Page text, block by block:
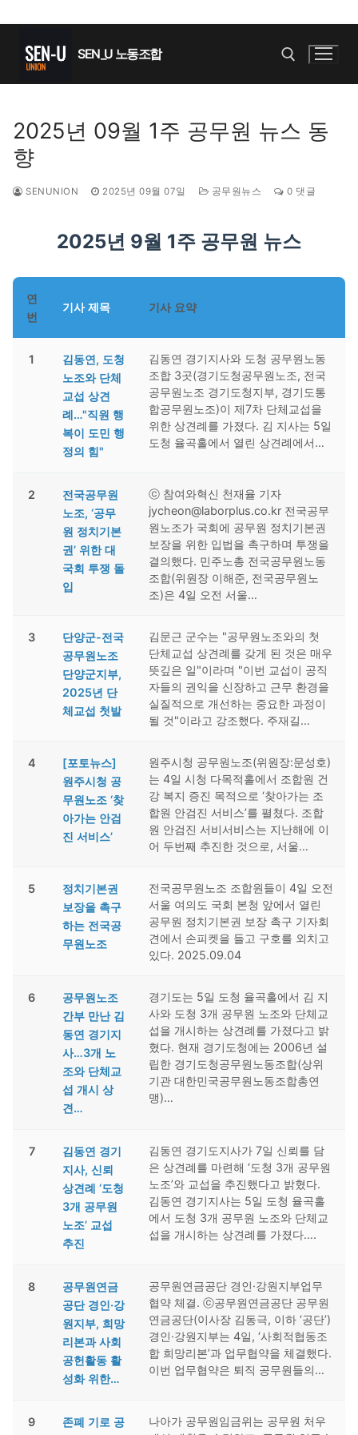
SEN_U 노동조합
2025년 09월 1주 공무원 뉴스 동
향
SENUNION 2025년 09월 07일 공무원뉴스 0 댓글
2025년 9월 1주 공무원 뉴스
연
번
기사 제목 기사 요약
1
김동연, 도청
노조와 단체
교섭 상견
례…"직원 행
복이 도민 행
정의 힘"
김동연 경기지사와 도청 공무원노동
조합 3곳(경기도청공무원노조, 전국
공무원노조 경기도청지부, 경기도통
합공무원노조)이 제7차 단체교섭을
위한 상견례를 가졌다. 김 지사는 5일
도청 율곡홀에서 열린 상견례에서…
2
전국공무원
노조, ‘공무
원 정치기본
권’ 위한 대
국회 투쟁 돌
입
ⓒ 참여와혁신 천재율 기자
jycheon@laborplus.co.kr 전국공무
원노조가 국회에 공무원 정치기본권
보장을 위한 입법을 촉구하며 투쟁을
결의했다. 민주노총 전국공무원노동
조합(위원장 이해준, 전국공무원노
조)은 4일 오전 서울…
3
단양군-전국
공무원노조
단양군지부,
2025년 단
체교섭 첫발
김문근 군수는 "공무원노조와의 첫
단체교섭 상견례를 갖게 된 것은 매우
뜻깊은 일"이라며 "이번 교섭이 공직
자들의 권익을 신장하고 근무 환경을
실질적으로 개선하는 중요한 과정이
될 것"이라고 강조했다. 주재길…
4
[포토뉴스]
원주시청 공
무원노조 ‘찾
아가는 안검
진 서비스’
원주시청 공무원노조(위원장:문성호)
는 4일 시청 다목적홀에서 조합원 건
강 복지 증진 목적으로 ‘찾아가는 조
합원 안검진 서비스’를 펼쳤다. 조합
원 안검진 서비서비스는 지난해에 이
어 두번째 추진한 것으로, 서울…
5
정치기본권
보장을 촉구
하는 전국공
무원노조
전국공무원노조 조합원들이 4일 오전
서울 여의도 국회 본청 앞에서 열린
공무원 정치기본권 보장 촉구 기자회
견에서 손피켓을 들고 구호를 외치고
있다. 2025.09.04
6
공무원노조
간부 만난 김
동연 경기지
사…3개 노
조와 단체교
섭 개시 상
견…
경기도는 5일 도청 율곡홀에서 김 지
사와 도청 3개 공무원 노조와 단체교
섭을 개시하는 상견례를 가졌다고 밝
혔다. 현재 경기도청에는 2006년 설
립한 경기도청공무원노동조합(상위
기관 대한민국공무원노동조합총연
맹)…
7
김동연 경기
지사, 신뢰
상견례 ‘도청
3개 공무원
노조’ 교섭
추진
김동연 경기도지사가 7일 신뢰를 담
은 상견례를 마련해 ‘도청 3개 공무원
노조’와 교섭을 추진했다고 밝혔다.
김동연 경기지사는 5일 도청 율곡홀
에서 도청 3개 공무원 노조와 단체교
섭을 개시하는 상견례를 가졌다….
8
공무원연금
공단 경인·강
원지부, 희망
리본과 사회
공헌활동 활
성화 위한…
공무원연금공단 경인·강원지부업무
협약 체결. ⓒ공무원연금공단 공무원
연금공단(이사장 김동극, 이하 ‘공단’)
경인·강원지부는 4일, ‘사회적협동조
합 희망리본’과 업무협약을 체결했다.
이번 업무협약은 퇴직 공무원들의…
9
존폐 기로 공
나아가 공무원임금위는 공무원 처우